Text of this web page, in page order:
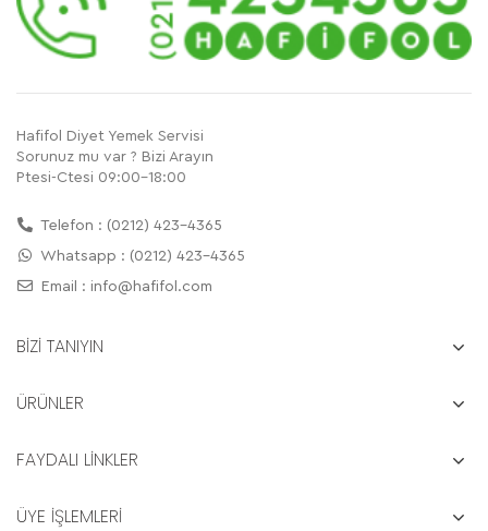
Hafifol Diyet Yemek Servisi
Sorunuz mu var ? Bizi Arayın
Ptesi-Ctesi 09:00-18:00
Telefon : (0212) 423-4365
Whatsapp : (0212) 423-4365
Email : info@hafifol.com
BİZİ TANIYIN
ÜRÜNLER
FAYDALI LİNKLER
ÜYE İŞLEMLERİ